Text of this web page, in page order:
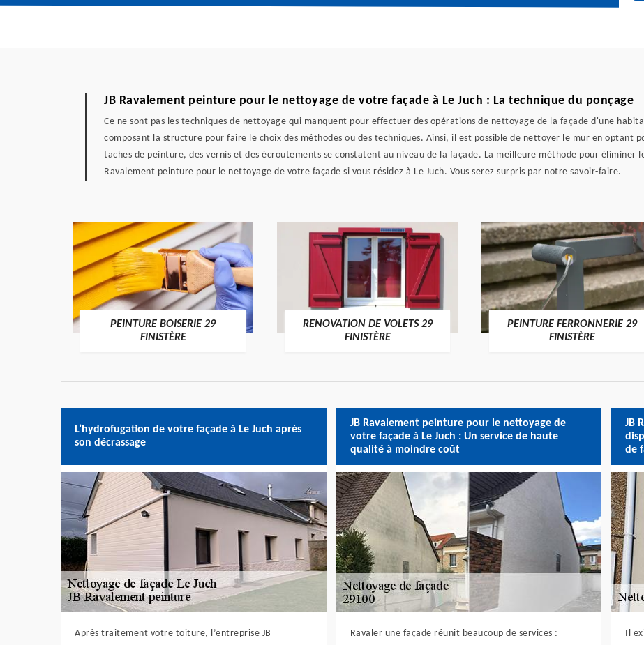
JB Ravalement peinture pour le nettoyage de votre façade à Le Juch : La technique du ponçage
Ce ne sont pas les techniques de nettoyage qui manquent pour effectuer des opérations de nettoyage de la façade d'une
composant la structure pour faire le choix des méthodes ou des techniques. Ainsi, il est possible de nettoyer le mur en optant
taches de peinture, des vernis et des écroutements se constatent au niveau de la façade. La meilleure méthode pour éliminer
Ravalement peinture pour le nettoyage de votre façade si vous résidez à Le Juch. Vous serez surpris par notre savoir-faire.
PEINTURE BOISERIE 29
FINISTÈRE
RENOVATION DE VOLETS 29
FINISTÈRE
PEINTURE FERRONNERIE 29
FINISTÈRE
L’hydrofugation de votre façade à Le Juch après
son décrassage
Après traitement votre toiture, l’entreprise JB
JB Ravalement peinture pour le nettoyage de
votre façade à Le Juch : Un service de haute
qualité à moindre coût
Ravaler une façade réunit beaucoup de services :
JB
de
Il